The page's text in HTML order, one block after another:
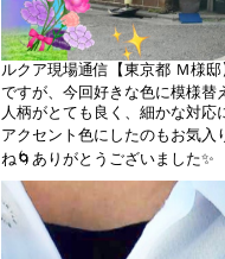
ルクア現場通信【東京都 Ｍ様
ですが、今回好きな色に模様替
人柄がとても良く、細かな対応
アクセント色にしたのもお気
ね🌀ありがとうございました✨